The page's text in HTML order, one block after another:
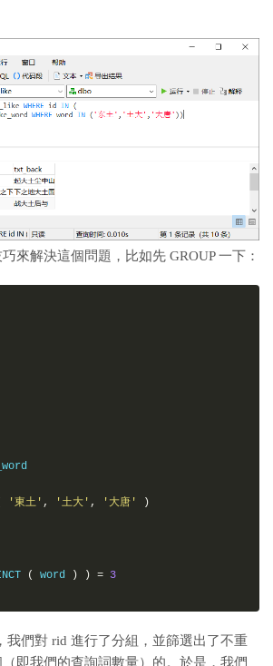
來解決這個問題，比如先 GROUP 一下：
'東土' , '土大' , '大唐'
)
( word ) ) = 3
我們對 rid 進行了分組，並篩選出了不重
即我們的查詢詞數量）的。於是，我們